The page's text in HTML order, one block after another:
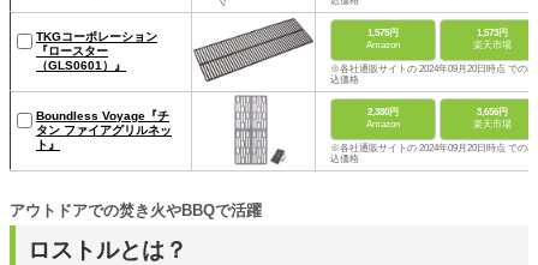
TKGコーポレーション
『ロースター
（GLS0601）』
1,575円
Amazon
1,573円
楽天市場
※各社通販サイトの 2024年09月20日時点 での税
込価格
Boundless Voyage『チ
タン ファイアグリルネッ
ト』
2,380円
Amazon
3,656円
楽天市場
※各社通販サイトの 2024年09月20日時点 での税
込価格
ロストルとは？
アウトドアでの焚き火やBBQで活躍